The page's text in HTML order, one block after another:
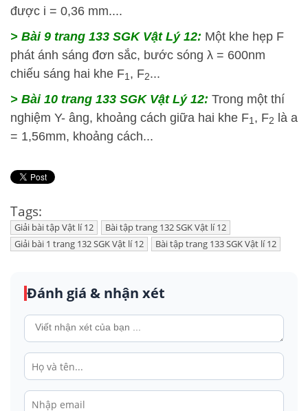
được i = 0,36 mm....
> Bài 9 trang 133 SGK Vật Lý 12: Một khe hẹp F
phát ánh sáng đơn sắc, bước sóng λ = 600nm
chiếu sáng hai khe F1, F2...
> Bài 10 trang 133 SGK Vật Lý 12: Trong một thí
nghiệm Y- âng, khoảng cách giữa hai khe F1, F2
là a
= 1,56mm, khoảng cách...
Tags:
Giải bài tập Vật lí 12
Bài tập trang 132 SGK Vật lí 12
Giải bài 1 trang 132 SGK Vật lí 12
Bài tập trang 133 SGK Vật lí 12
Đánh giá & nhận xét